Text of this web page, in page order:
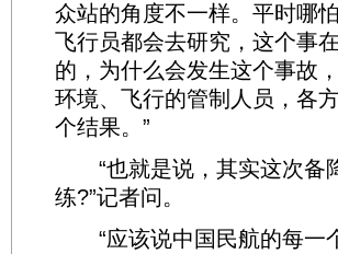
众站的角度不一样。平时哪
飞行员都会去研究，这个事
的，为什么会发生这个事故
环境、飞行的管制人员，各
个结果。”
“也就是说，其实这次备
练?”记者问。
“应该说中国民航的每一